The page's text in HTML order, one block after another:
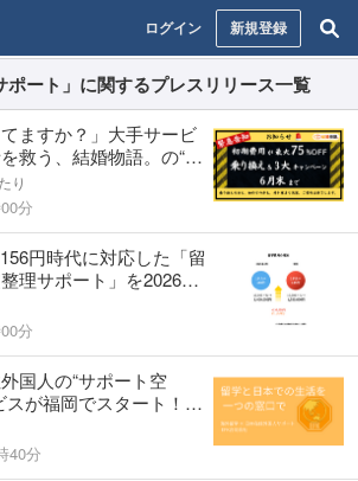
ログイン 新規登録
ポート」に関するプレスリリース一覧
ますか？」大手サービ
救う、結婚物語。の“過
が6月末で終了
り
分
円時代に対応した「留
理サポート」を2026年
分
国人の“サポート空
が福岡でスタート！
手配型留学サポート」
を正式リリース！
40分